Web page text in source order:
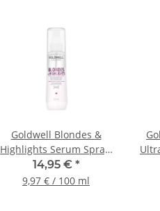
Goldwell Blondes &
Highlights Serum Spray,
150ml
14,95 € *
9,97 € / 100 ml